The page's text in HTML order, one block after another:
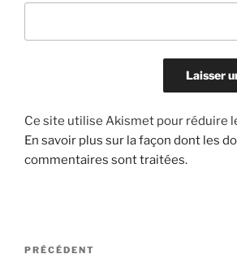
Ce site utilise Akismet pour réduire
En savoir plus sur la façon dont les
commentaires sont traitées.
PRÉCÉDENT